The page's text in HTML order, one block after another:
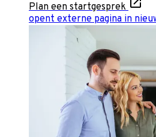
Plan een startgesprek
opent externe pagina in